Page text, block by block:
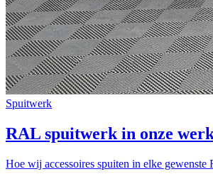
Spuitwerk
RAL spuitwerk in onze
Hoe wij accessoires spuiten in elke